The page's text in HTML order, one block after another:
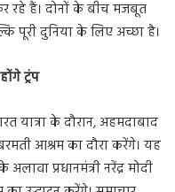
रहे हैं। दोनों के बीच मजबूत
पूरी दुनिया के लिए अच्छा है।
ट्रंप
यात्रा के दौरान, अहमदाबाद
आश्रम का दौरा करेंगे। यह
प्रधानमंत्री नरेंद्र मोदी